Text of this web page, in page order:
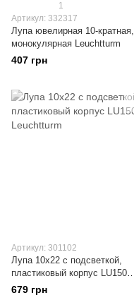
1
Артикул: 332317
Лупа ювелирная 10-кратная,
монокулярная Leuchtturm
407 грн
Артикул: 301102
Лупа 10x22 с подсветкой,
пластиковый корпус LU150
Leuchtturm
679 грн